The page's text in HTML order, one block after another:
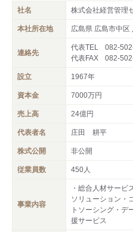
社名 株式会社経営管理
本社所在地 広島県 広島市中
連絡先
代表TEL
082-
代表FAX
082-
設立 1967年
資本金 7000万円
売上高 24億円
代表者名 庄田 耕平
株式公開 非公開
従業員数 450人
事業内容
・総合人材サービ
ソリューション・
トソーシング・デ
援サービス